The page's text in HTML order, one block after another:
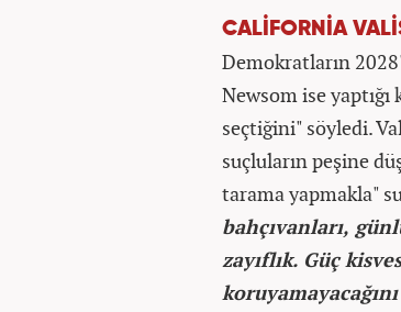
CALİFORNİA
Demokratların
Newsom ise
seçtiğini" söyledi.
suçluların peşine
tarama yapmakla"
bahçıvanları,
zayıflık. Güç